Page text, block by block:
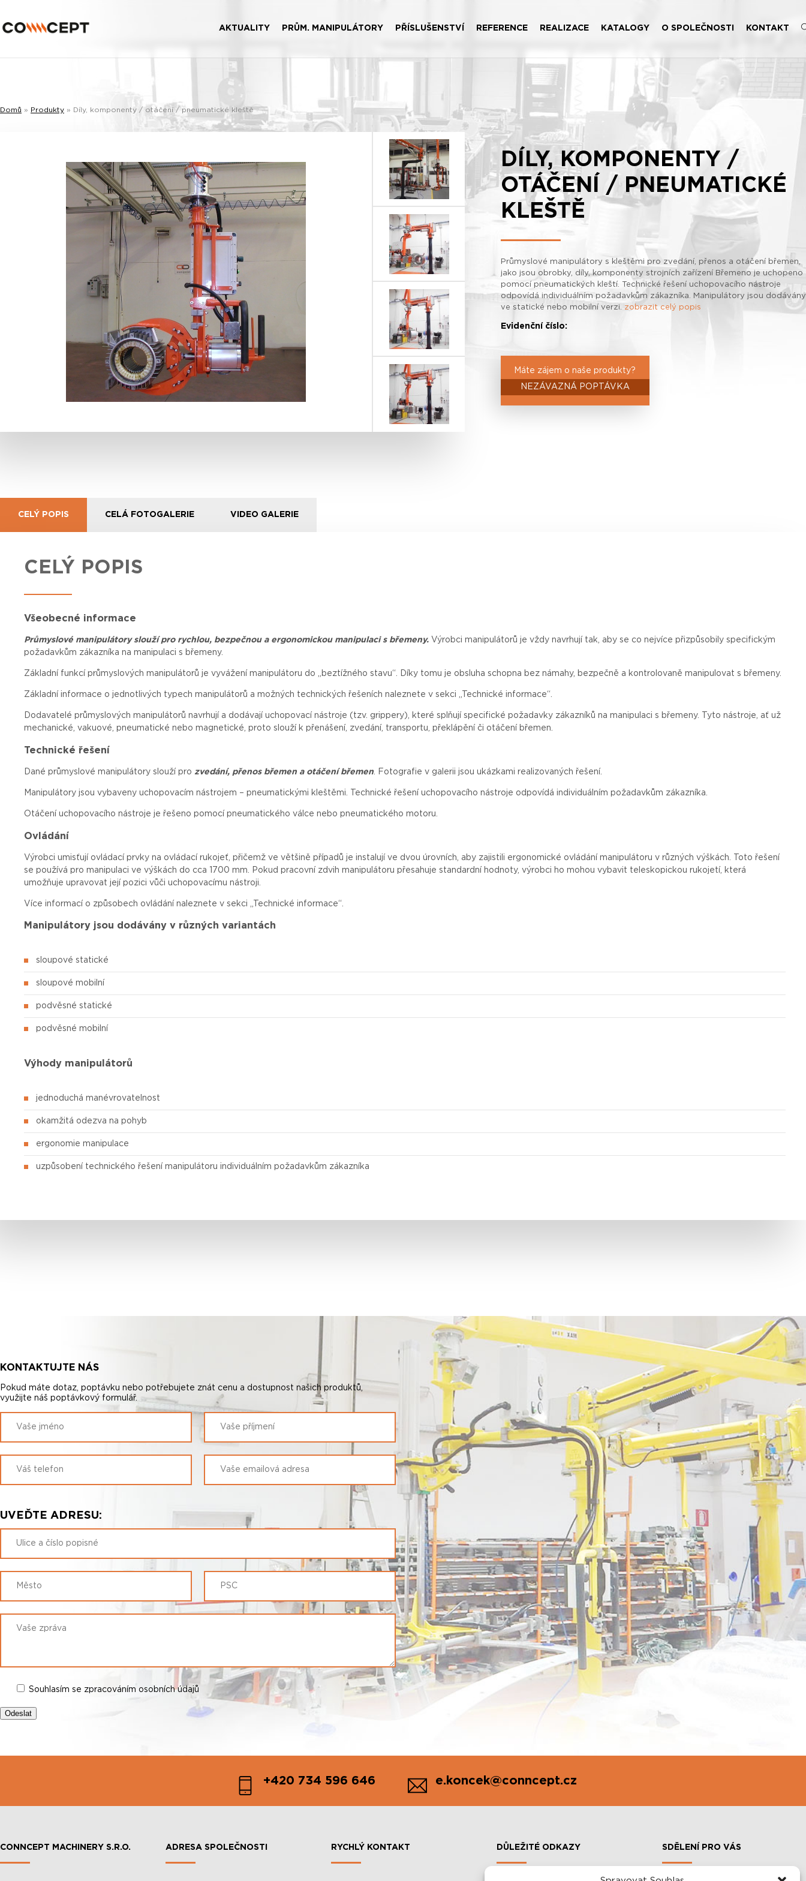
AKTUALITY PRŮM. MANIPULÁTORY PŘÍSLUŠENSTVÍ REFERENCE REALIZACE KATALOGY O SPOLEČNOSTI KONTAKT
Domů » Produkty » Díly, komponenty / otáčení / pneumatické kleště
DÍLY, KOMPONENTY /
OTÁČENÍ / PNEUMATICKÉ
KLEŠTĚ
Průmyslové manipulátory s kleštěmi pro zvedání, přenos a otáčení břemen,
jako jsou obrobky, díly, komponenty strojních zařízení Břemeno je uchopeno
pomocí pneumatických kleští. Technické řešení uchopovacího nástroje
odpovídá individuálním požadavkům zákazníka. Manipulátory jsou dodávány
ve statické nebo mobilní verzi. zobrazit celý popis
Evidenční číslo:
Máte zájem o naše produkty?
NEZÁVAZNÁ POPTÁVKA
CELÝ POPIS CELÁ FOTOGALERIE VIDEO GALERIE
CELÝ POPIS
Všeobecné informace
Průmyslové manipulátory slouží pro rychlou, bezpečnou a ergonomickou manipulaci s břemeny. Výrobci manipulátorů je vždy navrhují tak, aby se co nejvíce přizpůsobily specifickým
požadavkům zákazníka na manipulaci s břemeny.
Základní funkcí průmyslových manipulátorů je vyvážení manipulátoru do „beztížného stavu“. Díky tomu je obsluha schopna bez námahy, bezpečně a kontrolovaně manipulovat s břemeny.
Základní informace o jednotlivých typech manipulátorů a možných technických řešeních naleznete v sekci „Technické informace“.
Dodavatelé průmyslových manipulátorů navrhují a dodávají uchopovací nástroje ( tzv. grippery), které splňují specifické požadavky zákazníků na manipulaci s břemeny. Tyto nástroje, ať už
mechanické, vakuové, pneumatické nebo magnetické, proto slouží k přenášení, zvedání, transportu, překlápění či otáčení břemen.
Technické řešení
Dané průmyslové manipulátory slouží pro zvedání, přenos břemen a otáčení břemen. Fotografie v galerii jsou ukázkami realizovaných řešení.
Manipulátory jsou vybaveny uchopovacím nástrojem – pneumatickými kleštěmi. Technické řešení uchopovacího nástroje odpovídá individuálním požadavkům zákazníka.
Otáčení uchopovacího nástroje je řešeno pomocí pneumatického válce nebo pneumatického motoru.
Ovládání
Výrobci umisťují ovládací prvky na ovládací rukojeť, přičemž ve většině případů je instalují ve dvou úrovních, aby zajistili ergonomické ovládání manipulátoru v různých výškách. Toto řešení
se používá pro manipulaci ve výškách do cca 1700 mm. Pokud pracovní zdvih manipulátoru přesahuje standardní hodnoty, výrobci ho mohou vybavit teleskopickou rukojetí, která
umožňuje upravovat její pozici vůči uchopovacímu nástroji.
Více informací o způsobech ovládání naleznete v sekci „Technické informace“.
Manipulátory jsou dodávány v různých variantách
sloupové statické
sloupové mobilní
podvěsné statické
podvěsné mobilní
Výhody manipulátorů
jednoduchá manévrovatelnost
okamžitá odezva na pohyb
ergonomie manipulace
uzpůsobení technického řešení manipulátoru individuálním požadavkům zákazníka
KONTAKTUJTE NÁS
Pokud máte dotaz, poptávku nebo potřebujete znát cenu a dostupnost našich produktů,
využijte náš poptávkový formulář.
UVEĎTE ADRESU:
Souhlasím se zpracováním osobních údajů
+420 734 596 646 e.koncek@conncept.cz
CONNCEPT MACHINERY S.R.O. ADRESA SPOLEČNOSTI RYCHLÝ KONTAKT DŮLEŽITÉ ODKAZY SDĚLENÍ PRO VÁS